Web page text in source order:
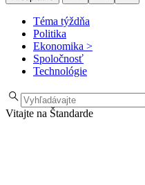
Téma týždňa
Politika
Ekonomika >
Spoločnosť
Technológie
Vitajte na Štandarde